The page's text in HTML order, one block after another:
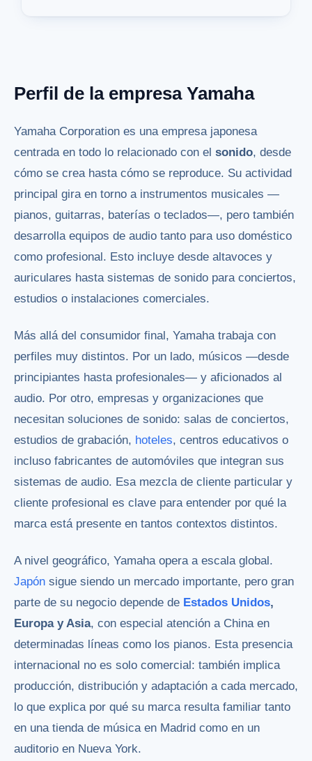
Perfil de la empresa Yamaha
Yamaha Corporation es una empresa japonesa
centrada en todo lo relacionado con el sonido, desde
cómo se crea hasta cómo se reproduce. Su actividad
principal gira en torno a instrumentos musicales —
pianos, guitarras, baterías o teclados—, pero también
desarrolla equipos de audio tanto para uso doméstico
como profesional. Esto incluye desde altavoces y
auriculares hasta sistemas de sonido para conciertos,
estudios o instalaciones comerciales.
Más allá del consumidor final, Yamaha trabaja con
perfiles muy distintos. Por un lado, músicos —desde
principiantes hasta profesionales— y aficionados al
audio. Por otro, empresas y organizaciones que
necesitan soluciones de sonido: salas de conciertos,
estudios de grabación, hoteles, centros educativos o
incluso fabricantes de automóviles que integran sus
sistemas de audio. Esa mezcla de cliente particular y
cliente profesional es clave para entender por qué la
marca está presente en tantos contextos distintos.
A nivel geográfico, Yamaha opera a escala global.
Japón sigue siendo un mercado importante, pero gran
parte de su negocio depende de Estados Unidos,
Europa y Asia, con especial atención a China en
determinadas líneas como los pianos. Esta presencia
internacional no es solo comercial: también implica
producción, distribución y adaptación a cada mercado,
lo que explica por qué su marca resulta familiar tanto
en una tienda de música en Madrid como en un
auditorio en Nueva York.